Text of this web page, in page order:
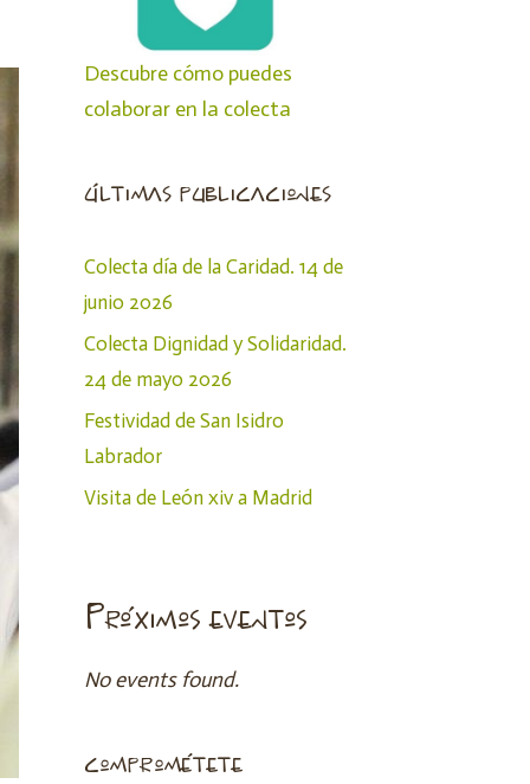
Descubre cómo puedes
colaborar en la colecta
últimas publicaciones
Colecta día de la Caridad. 14 de
junio 2026
Colecta Dignidad y Solidaridad.
24 de mayo 2026
Festividad de San Isidro
Labrador
Visita de León xiv a Madrid
Próximos eventos
No events found.
comprométete